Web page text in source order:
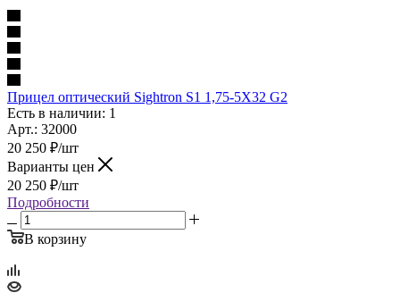
Прицел оптический Sightron S1 1,75-5X32 G2
Есть в наличии: 1
Арт.: 32000
20 250 ₽/шт
Варианты цен
20 250 ₽/шт
Подробности
В корзину